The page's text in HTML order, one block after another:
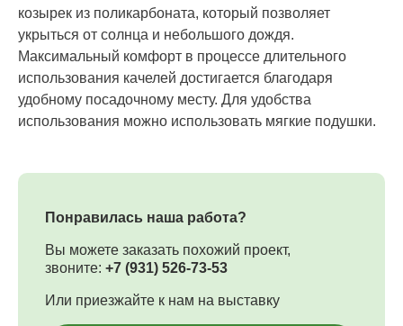
козырек из поликарбоната, который позволяет
укрыться от солнца и небольшого дождя.
Максимальный комфорт в процессе длительного
использования качелей достигается благодаря
удобному посадочному месту. Для удобства
использования можно использовать мягкие подушки.
Понравилась наша работа?
Вы можете заказать похожий проект,
звоните: +7 (931) 526-73-53
Или приезжайте к нам на выставку